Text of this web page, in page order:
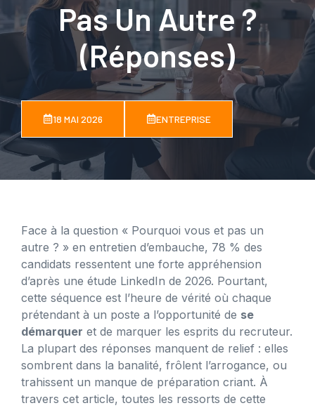
Pas Un Autre ?
(Réponses)
18 MAI 2026 ENTREPRISE
Face à la question « Pourquoi vous et pas un
autre ? » en entretien d’embauche, 78 % des
candidats ressentent une forte appréhension
d’après une étude LinkedIn de 2026. Pourtant,
cette séquence est l’heure de vérité où chaque
prétendant à un poste a l’opportunité de se
démarquer et de marquer les esprits du recruteur.
La plupart des réponses manquent de relief : elles
sombrent dans la banalité, frôlent l’arrogance, ou
trahissent un manque de préparation criant. À
travers cet article, toutes les ressorts de cette